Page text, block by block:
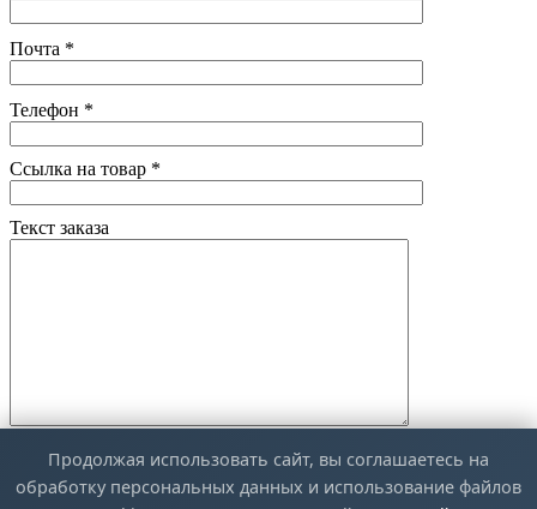
Почта *
Телефон *
Ссылка на товар *
Текст заказа
Продолжая использовать сайт, вы соглашаетесь на
обработку персональных данных и использование файлов